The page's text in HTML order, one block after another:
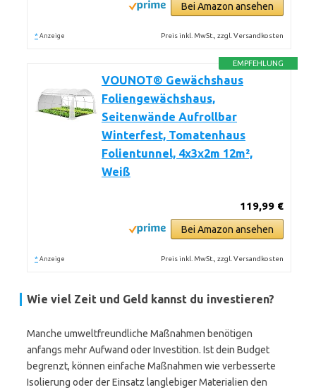
Bei Amazon ansehen
* Anzeige Preis inkl. MwSt., zzgl. Versandkosten
EMPFEHLUNG
VOUNOT® Gewächshaus
Foliengewächshaus,
Seitenwände Aufrollbar
Winterfest, Tomatenhaus
Folientunnel, 4x3x2m 12m²,
Weiß
119,99 €
Bei Amazon ansehen
* Anzeige Preis inkl. MwSt., zzgl. Versandkosten
Wie viel Zeit und Geld kannst du investieren?
Manche umweltfreundliche Maßnahmen benötigen
anfangs mehr Aufwand oder Investition. Ist dein Budget
begrenzt, können einfache Maßnahmen wie verbesserte
Isolierung oder der Einsatz langlebiger Materialien den